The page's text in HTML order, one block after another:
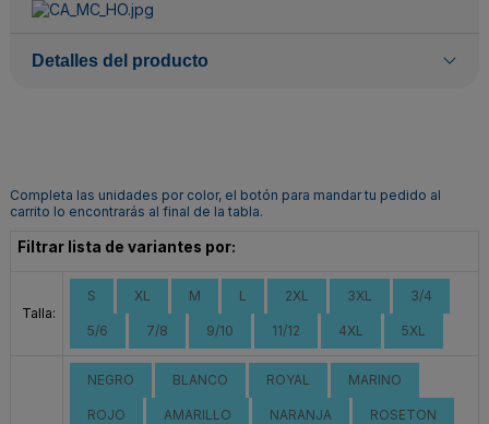
Detalles del producto
Completa las unidades por color, el botón para mandar tu pedido al
carrito lo encontrarás al final de la tabla.
Filtrar lista de variantes por:
Talla:
S XL M L 2XL 3XL 3/4
5/6 7/8 9/10 11/12 4XL 5XL
NEGRO BLANCO ROYAL MARINO
ROJO AMARILLO NARANJA ROSETON